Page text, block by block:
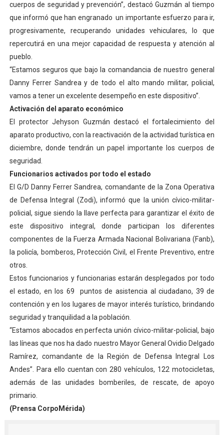
cuerpos de seguridad y prevención”, destacó Guzmán al tiempo
que informó que han engranado un importante esfuerzo para ir,
progresivamente, recuperando unidades vehiculares, lo que
repercutirá en una mejor capacidad de respuesta y atención al
pueblo.
“Estamos seguros que bajo la comandancia de nuestro general
Danny Ferrer Sandrea y de todo el alto mando militar, policial,
vamos a tener un excelente desempeño en este dispositivo”.
Activación del aparato económico
El protector Jehyson Guzmán destacó el fortalecimiento del
aparato productivo, con la reactivación de la actividad turística en
diciembre, donde tendrán un papel importante los cuerpos de
seguridad.
Funcionarios activados por todo el estado
El G/D Danny Ferrer Sandrea, comandante de la Zona Operativa
de Defensa Integral (Zodi), informó que la unión cívico-militar-
policial, sigue siendo la llave perfecta para garantizar el éxito de
este dispositivo integral, donde participan los diferentes
componentes de la Fuerza Armada Nacional Bolivariana (Fanb),
la policía, bomberos, Protección Civil, el Frente Preventivo, entre
otros.
Estos funcionarios y funcionarias estarán desplegados por todo
el estado, en los 69 puntos de asistencia al ciudadano, 39 de
contención y en los lugares de mayor interés turístico, brindando
seguridad y tranquilidad a la población.
“Estamos abocados en perfecta unión cívico-militar-policial, bajo
las líneas que nos ha dado nuestro Mayor General Ovidio Delgado
Ramírez, comandante de la Región de Defensa Integral Los
Andes”. Para ello cuentan con 280 vehículos, 122 motocicletas,
además de las unidades bomberiles, de rescate, de apoyo
primario.
(Prensa CorpoMérida)